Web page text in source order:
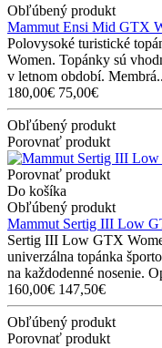
Obľúbený produkt
Mammut Ensi Mid GTX
Polovysoké turistické
Women. Topánky sú
v letnom období. Membrá..
180,00€ 75,00€
Obľúbený produkt
Porovnať produkt
Porovnať produkt
Do košíka
Obľúbený produkt
Mammut Sertig III Low
Sertig III Low GTX
univerzálna topánka
na každodenné nosenie.
160,00€ 147,50€
Obľúbený produkt
Porovnať produkt